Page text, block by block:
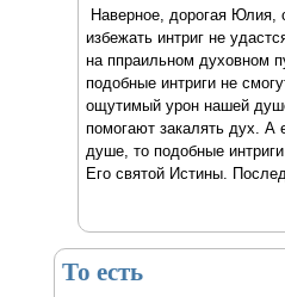
Наверное, дорогая Юлия,
избежать интриг не
на ппраильном духовном
подобные интриги не
ощутимый урон нашей
помогают закалять дух. А
душе, то подобные
Его святой Истины.
То есть